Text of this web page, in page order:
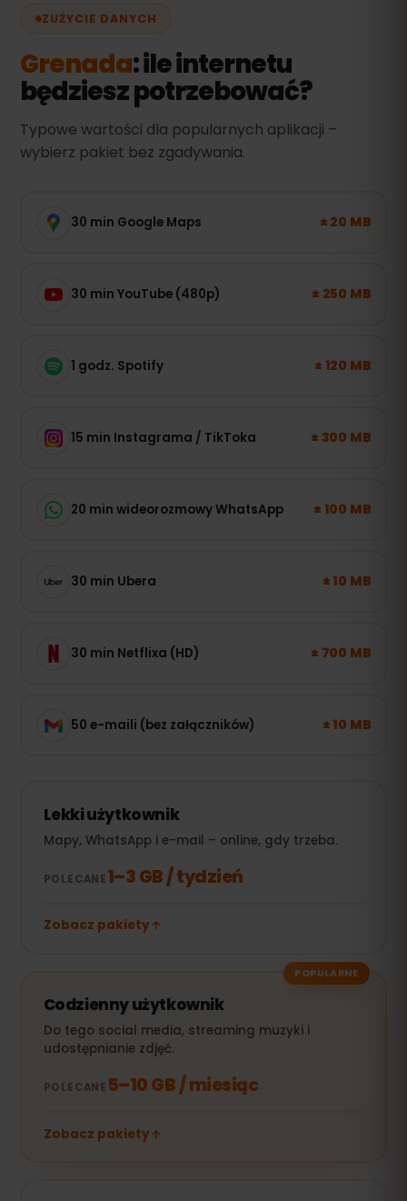
ZUŻYCIE DANYCH
Grenada: ile internetu
będziesz potrzebować?
Typowe wartości dla popularnych aplikacji –
wybierz pakiet bez zgadywania.
30 min Google Maps ± 20 MB
30 min YouTube (480p) ± 250 MB
1 godz. Spotify ± 120 MB
15 min Instagrama / TikToka ± 300 MB
20 min wideorozmowy WhatsApp ± 100 MB
30 min Ubera ± 10 MB
30 min Netflixa (HD) ± 700 MB
50 e-maili (bez załączników) ± 10 MB
Lekki użytkownik
Mapy, WhatsApp i e-mail – online, gdy trzeba.
POLECANE1–3 GB / tydzień
Zobacz pakiety
POPULARNE
Codzienny użytkownik
Do tego social media, streaming muzyki i
udostępnianie zdjęć.
POLECANE 5–10 GB / miesiąc
Zobacz pakiety